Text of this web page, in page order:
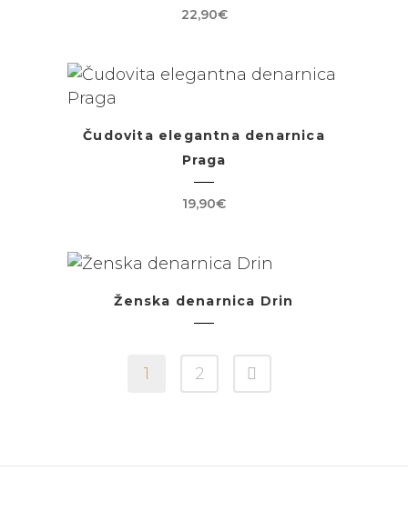
22,90€
Čudovita elegantna denarnica
Praga
19,90€
Ženska denarnica Drin
1 2